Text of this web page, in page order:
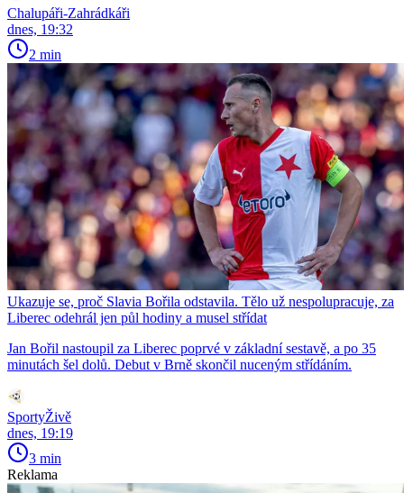
Chalupáři-Zahrádkáři
dnes, 19:32
2 min
Ukazuje se, proč Slavia Bořila odstavila. Tělo už nespolupracuje, za
Liberec odehrál jen půl hodiny a musel střídat
Jan Bořil nastoupil za Liberec poprvé v základní sestavě, a po 35
minutách šel dolů. Debut v Brně skončil nuceným střídáním.
SportyŽivě
dnes, 19:19
3 min
Reklama